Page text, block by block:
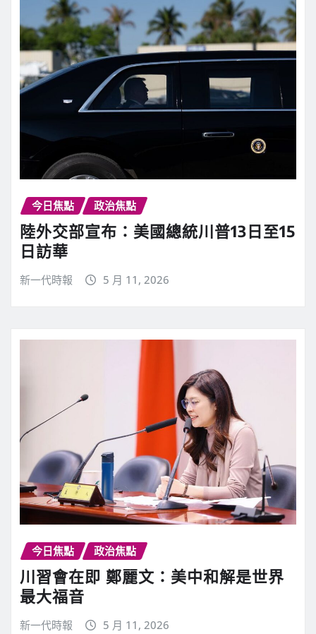
今日焦點 政治焦點
陸外交部宣布：美國總統川普13日至15
日訪華
新一代時報 5 月 11, 2026
今日焦點 政治焦點
川習會在即 鄭麗文：美中和解是世界
最大福音
新一代時報 5 月 11, 2026